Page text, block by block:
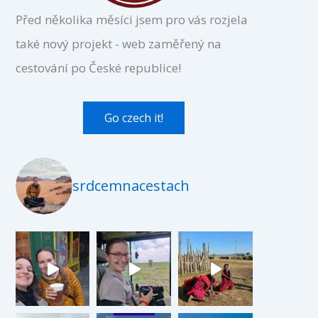
Před několika měsíci jsem pro vás rozjela
také nový projekt - web zaměřený na
cestování po České republice!
Go czech it!
srdcemnacestach